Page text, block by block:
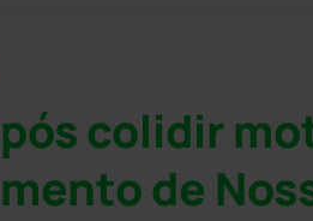
colidir
de